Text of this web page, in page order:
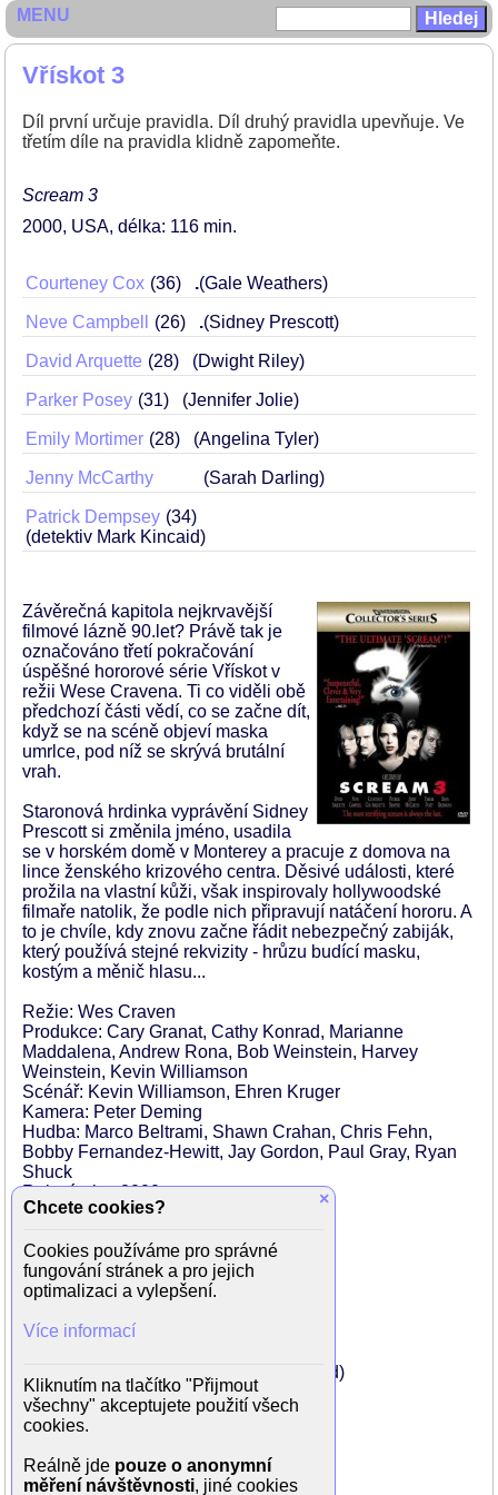
Vřískot 3
Díl první určuje pravidla. Díl druhý pravidla upevňuje. Ve
třetím díle na pravidla klidně zapomeňte.
Scream 3
2000 USA délka: 116 min
Courteney Cox 36 .(Gale Weathers)
Neve Campbell 26 .(Sidney Prescott)
David Arquette 28 (Dwight Riley)
Parker Posey 31 (Jennifer Jolie)
Emily Mortimer 28 (Angelina Tyler)
Jenny McCarthy (Sarah Darling)
Patrick Dempsey 34
(detektiv Mark Kincaid)
Závěrečná kapitola nejkrvavější
filmové lázně 90.let? Právě tak je
označováno třetí pokračování
úspěšné hororové série Vřískot v
režii Wese Cravena. Ti co viděli obě
předchozí části vědí, co se začne dít,
když se na scéně objeví maska
umrlce, pod níž se skrývá brutální
vrah.
Staronová hrdinka vyprávění Sidney
Prescott si změnila jméno, usadila
se v horském domě v Monterey a pracuje z domova na
lince ženského krizového centra. Děsivé události, které
prožila na vlastní kůži, však inspirovaly hollywoodské
filmaře natolik, že podle nich připravují natáčení hororu. A
to je chvíle, kdy znovu začne řádit nebezpečný zabiják,
který používá stejné rekvizity - hrůzu budící masku,
kostým a měnič hlasu...
Režie: Wes Craven
Produkce: Cary Granat, Cathy Konrad, Marianne
Maddalena, Andrew Rona, Bob Weinstein, Harvey
Weinstein, Kevin Williamson
Scénář: Kevin Williamson, Ehren Kruger
Kamera: Peter Deming
Hudba: Marco Beltrami, Shawn Crahan, Chris Fehn,
Bobby Fernandez-Hewitt, Jay Gordon, Paul Gray, Ryan
Shuck
Rok výroby: 2000
Země: USA
Hrají:
Courteney Coxo (Gale Weathers)
Neve Campbell (Sidney Prescott)
Patrick Dempsey (Detektiv Mark Kincaid)
Emily Mortimer (Angelina Tyler)
Scott Foley (Roman Bridger)
Deon Richmond (Tyson Fox)
Jenny McCarthy (Sarah Darling)
MENU
×
Chcete cookies?
Cookies používáme pro správné
fungování stránek a pro jejich
optimalizaci a vylepšení.
Více informací
Kliknutím na tlačítko "Přijmout
všechny" akceptujete použití všech
cookies.
Reálně jde pouze o anonymní
měření návštěvnosti, jiné cookies